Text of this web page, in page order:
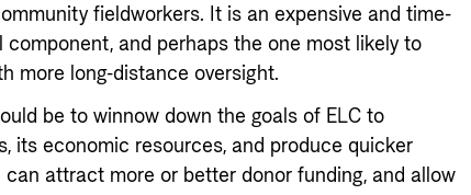
fieldworkers. It is an expensive and time-
component, and perhaps the one most likely to
more long-distance oversight.
be to winnow down the goals of ELC to
its economic resources, and produce quicker
attract more or better donor funding, and allow